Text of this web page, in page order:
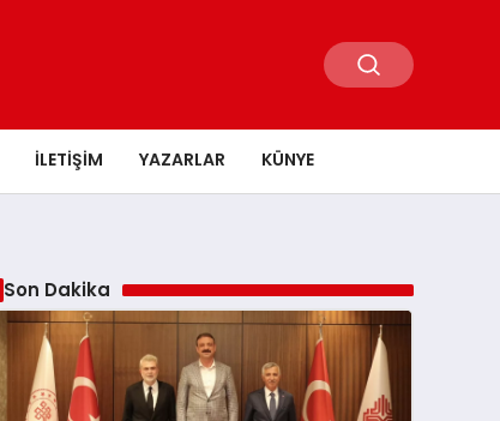
İLETIŞIM YAZARLAR KÜNYE
Son Dakika